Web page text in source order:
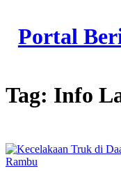
content
Portal
Tag: Info